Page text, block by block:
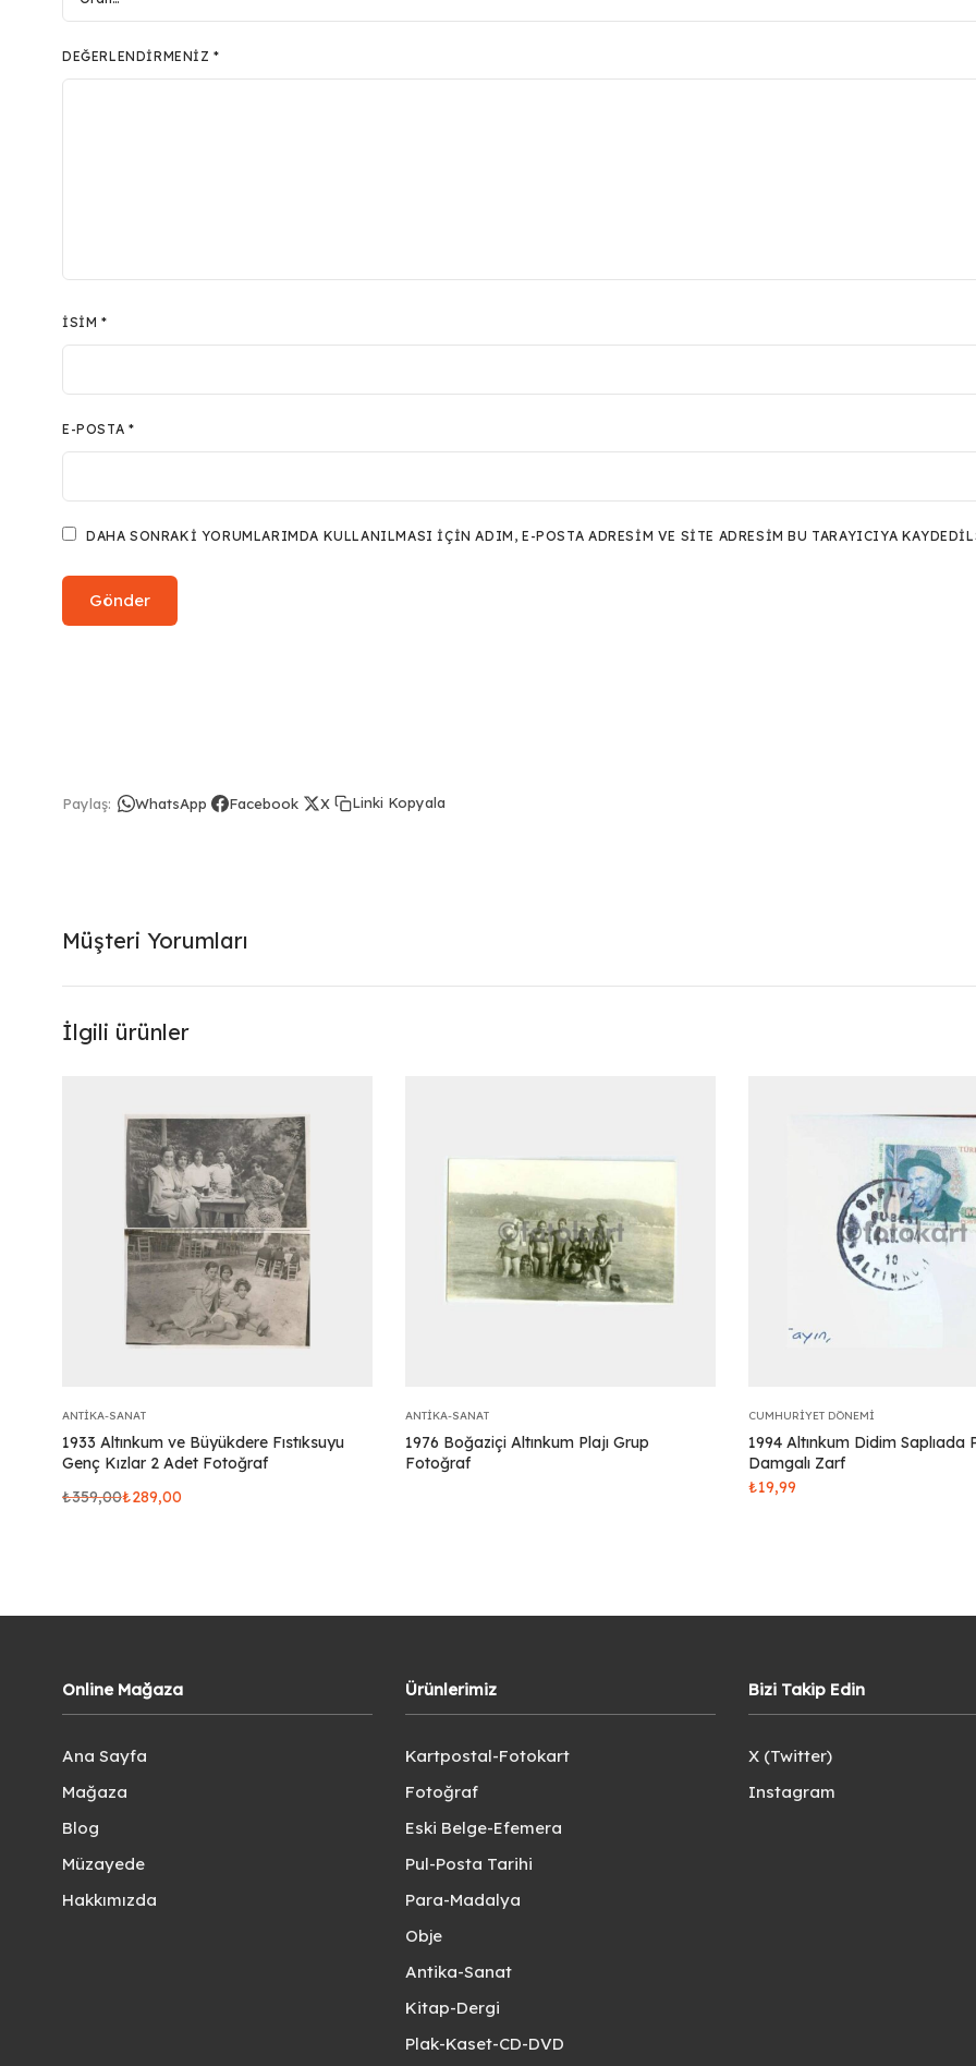
DEĞERLENDIRMENIZ*
İSIM*
E-POSTA *
DAHA SONRAKI YORUMLARIMDA KULLANILMASI IÇIN ADIM, E-POSTA ADRESIM VE SITE ADRESIM BU TARAYICIYA
Paylaş: WhatsApp Facebook X Linki Kopyala
Müşteri Yorumları
İlgili ürünler
ANTIKA-SANAT
1933 Altınkum ve Büyükdere Fıstıksuyu
Genç Kızlar 2 Adet Fotoğraf
₺359,00₺289,00
ANTIKA-SANAT
1976 Boğaziçi Altınkum Plajı Grup
Fotoğraf
CUMHURIYET DÖNEMI
1994 Altınkum Didim Saplıada
Damgalı Zarf
₺19,99
Online Mağaza
Ana Sayfa
Mağaza
Blog
Müzayede
Hakkımızda
Ürünlerimiz
Kartpostal-Fotokart
Fotoğraf
Eski Belge-Efemera
Pul-Posta Tarihi
Para-Madalya
Obje
Antika-Sanat
Kitap-Dergi
Plak-Kaset-CD-DVD
Bizi Takip Edin
X (Twitter)
Instagram